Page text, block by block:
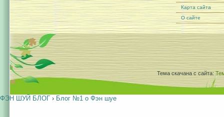
Карта сайта
О сайте
Тема скачана с сайта:
ФЭН ШУЙ БЛОГ › Блог №1 о Фэн шуе